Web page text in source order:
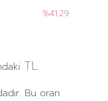
%41.29
TL
Bu oran